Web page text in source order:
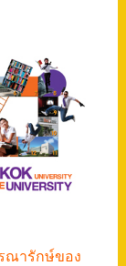
ณารักษ์ของ